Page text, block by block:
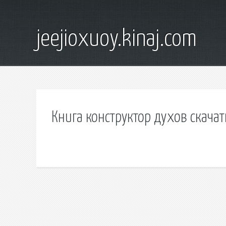
jeejioxuoy.kinaj.com
Книга конструктор духов